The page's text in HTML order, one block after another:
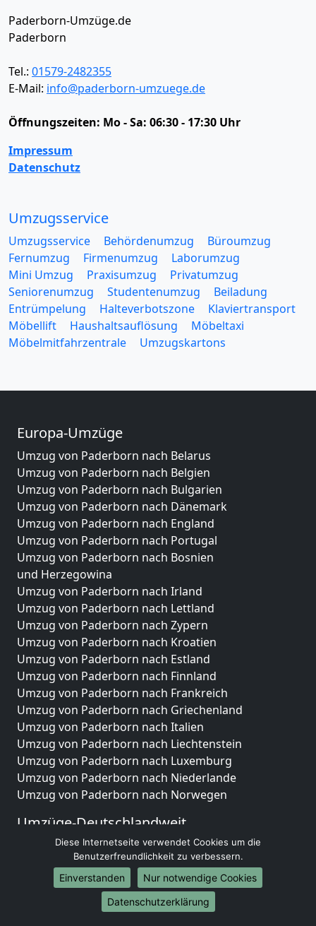
Paderborn-Umzüge.de
Paderborn
Tel.: 01579-2482355
E-Mail: info@paderborn-umzuege.de
Öffnungszeiten: Mo - Sa: 06:30 - 17:30 Uhr
Impressum
Datenschutz
Umzugsservice
Umzugsservice Behördenumzug
Büroumzug
Fernumzug
Firmenumzug
Laborumzug
Mini Umzug
Praxisumzug
Privatumzug
Seniorenumzug
Studentenumzug
Beiladung
Entrümpelung
Halteverbotszone
Klaviertransport
Möbellift
Haushaltsauflösung
Möbeltaxi
Möbelmitfahrzentrale
Umzugskartons
Europa-Umzüge
Umzug von Paderborn nach Belarus
Umzug von Paderborn nach Belgien
Umzug von Paderborn nach Bulgarien
Umzug von Paderborn nach Dänemark
Umzug von Paderborn nach England
Umzug von Paderborn nach Portugal
Umzug von Paderborn nach Bosnien
und Herzegowina
Umzug von Paderborn nach Irland
Umzug von Paderborn nach Lettland
Umzug von Paderborn nach Zypern
Umzug von Paderborn nach Kroatien
Umzug von Paderborn nach Estland
Umzug von Paderborn nach Finnland
Umzug von Paderborn nach Frankreich
Umzug von Paderborn nach Griechenland
Umzug von Paderborn nach Italien
Umzug von Paderborn nach Liechtenstein
Umzug von Paderborn nach Luxemburg
Umzug von Paderborn nach Niederlande
Umzug von Paderborn nach Norwegen
Umzüge-Deutschlandweit
Umzug von Paderborn nach Berlin
Umzug von Paderborn nach Hamburg
Umzug von Paderborn nach München
Umzug von Paderborn nach Köln
Umzug von Paderborn nach Frankfurt am Main
Diese Internetseite verwendet Cookies um die
Benutzerfreundlichkeit zu verbessern.
Einverstanden
Nur notwendige Cookies
Datenschutzerklärung